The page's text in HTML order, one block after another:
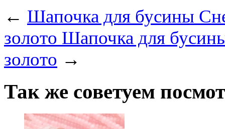
← Шапочка для бусины
золото Шапочка для
золото →
Так же советуем